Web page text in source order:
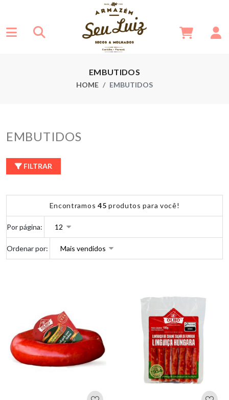
EMBUTIDOS
HOME EMBUTIDOS
EMBUTIDOS
FILTRAR
Encontramos 45 produtos para você!
Por página:
Ordenar por: